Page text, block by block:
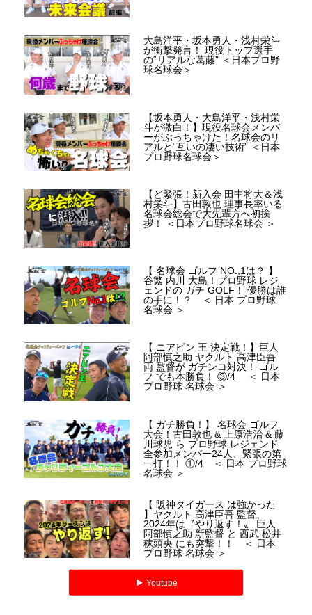
大島洋平・坂本勇人・浅村栄斗
が衝撃発言！ 現役トップ選手
の“リアルな葛藤” ＜日本プロ野
球名球会＞
【坂本勇人・大島洋平・浅村栄
斗が激白！】現役名球会メンバ
ーがぶっちゃけた！名球会のリ
アルと“互いの凄い技術” ＜日本
プロ野球名球会＞
【ど緊張！新入会 田中将大＆浅
村栄斗】古田敦也 理事長率いる
名球会総会で大先輩方へ初挨
拶！ ＜日本プロ野球名球会 ＞
【 名球会 ゴルフ NO.,1は？ 】
谷繁 内川 大島！プロ野球 レジ
ェンドの ガチ GOLF！ 優勝は誰
の手に！？ ＜ 日本 プロ野球
名球会 ＞
【 ニアピン 王 決定戦！】巨人
阿部慎之助 ヤクルト 高津臣吾
両 監督が ガチンコ対決！ ゴル
フ でも本勝負！ ③/4 ＜ 日本
プロ野球 名球会 ＞
【 ガチ勝負！】 名球会 ゴルフ
大会！古田敦也 & 上原浩治 & 藤
川球児 ら プロ野球 レジェンド
全参加メンバー24人、緊張の第
一打！！ ①/4 ＜ 日本 プロ野球
名球会 ＞
【 阪神タイガース は強かった
】ヤクルト 高津臣吾 監督、
2024年は〝やり返す！〟 巨人
阿部慎之助 新監督 と 西武 松井
稼頭央 にも突撃！！ ＜ 日本
プロ野球 名球会 ＞
▶︎ Youtube